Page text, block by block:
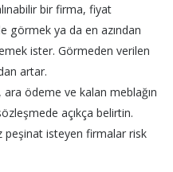
bir firma, fiyat
görmek ya da en azından
ister. Görmeden verilen
artar.
ara ödeme ve kalan meblağın
açıkça belirtin.
peşinat isteyen firmalar risk